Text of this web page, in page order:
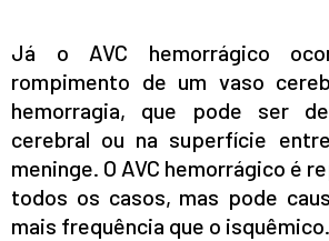
Já o AVC hemorrágico
rompimento de um vaso
hemorragia, que pode ser
cerebral ou na superfície
meninge. O AVC hemorrágico é
todos os casos, mas pode
mais frequência que o isquêmico.